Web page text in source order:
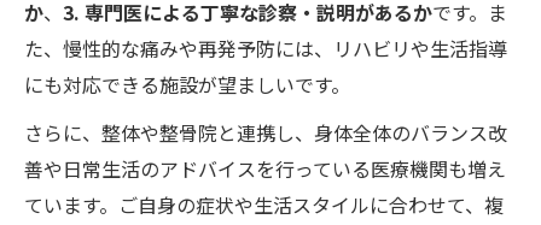
か、 3. 専門医による丁寧な診察・説明があるかです。ま
た、慢性的な痛みや再発予防には、リハビリや生活指導
にも対応できる施設が望ましいです。
さらに、整体や整骨院と連携し、身体全体のバランス改
善や日常生活のアドバイスを行っている医療機関も増え
ています。ご自身の症状や生活スタイルに合わせて、複